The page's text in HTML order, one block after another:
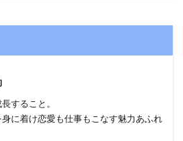
すること。
に着け恋愛も仕事もこなす魅力あふれ